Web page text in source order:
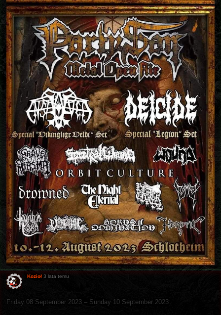
Kozioł 3 lata temu
Friday 08 September 2023 – Sunday 10 September 2023